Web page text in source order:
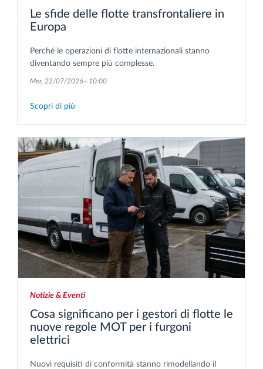
Le sfide delle flotte transfrontaliere in
Europa
Perché le operazioni di flotte internazionali stanno
diventando sempre più complesse.
Mer, 22/07/2026 - 10:00
Scopri di più
Notizie & Eventi
Cosa significano per i gestori di flotte le
nuove regole MOT per i furgoni
elettrici
Nuovi requisiti di conformità stanno rimodellando il